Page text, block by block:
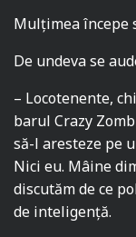
Mulțimea începe
De undeva se
– Locotenente,
barul Crazy
să-l aresteze pe
Nici eu. Mâine
discutăm de ce
de inteligență.